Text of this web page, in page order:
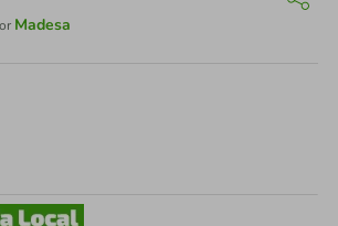
Madesa